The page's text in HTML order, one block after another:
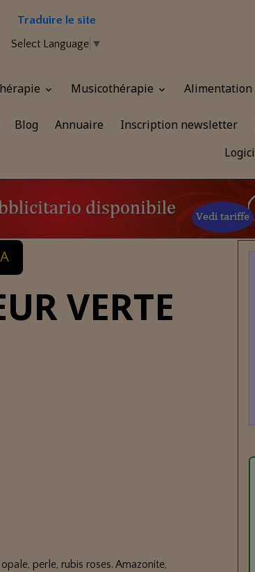
Traduire le site
Select Language ▼
Musicothérapie Alimentation
Blog Annuaire Inscription newsletter
VERTE
perle, rubis roses. Amazonite,